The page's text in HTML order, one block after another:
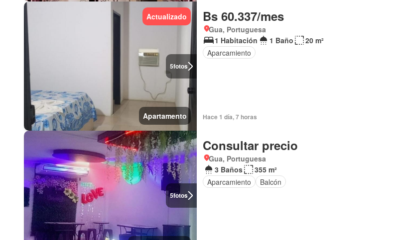
5fotos
Actualizado
Apartamento
Bs 60.337/mes
Gua, Portuguesa
1 Habitación
1 Baño
20 m²
Aparcamiento
Hace 1 día, 7 horas
5fotos
Consultar precio
Gua, Portuguesa
3 Baños
355 m²
Aparcamiento
Balcón